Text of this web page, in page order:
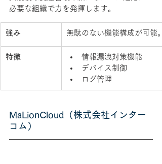
必要な組織で力を発揮します。
強み 無駄のない機能構成が可能。
特徴
情報漏洩対策機能
デバイス制御
ログ管理
MaLionCloud（株式会社インター
コム）